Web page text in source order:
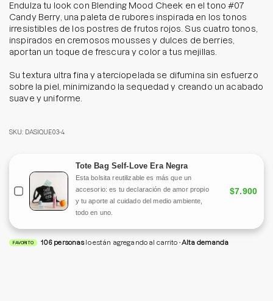
Endulza tu look con Blending Mood Cheek en el tono #07
Candy Berry, una paleta de rubores inspirada en los tonos
irresistibles de los postres de frutos rojos. Sus cuatro tonos,
inspirados en cremosos mousses y dulces de berries,
aportan un toque de frescura y color a tus mejillas.
Su textura ultra fina y aterciopelada se difumina sin esfuerzo
sobre la piel, minimizando la sequedad y creando un acabado
suave y uniforme.
SKU: DASIQUE03-4
Tote Bag Self-Love Era Negra
Esta bolsita reutilizable es más que un
accesorio: es tu declaración de amor propio
y tu aporte al cuidado del medio ambiente,
todo en uno.
$7.900
FAVORITO 106 personas lo están agregando al carrito Alta demanda